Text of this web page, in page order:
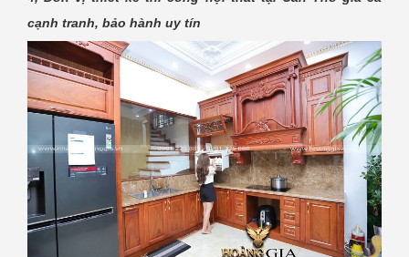
cạnh tranh, bảo hành uy tín